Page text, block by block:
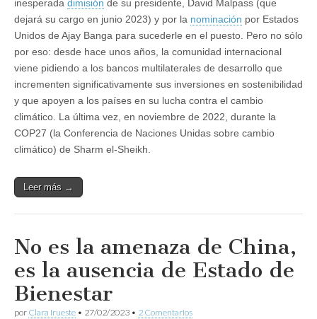
inesperada dimisión de su presidente, David Malpass (que
dejará su cargo en junio 2023) y por la nominación por Estados
Unidos de Ajay Banga para sucederle en el puesto. Pero no sólo
por eso: desde hace unos años, la comunidad internacional
viene pidiendo a los bancos multilaterales de desarrollo que
incrementen significativamente sus inversiones en sostenibilidad
y que apoyen a los países en su lucha contra el cambio
climático. La última vez, en noviembre de 2022, durante la
COP27 (la Conferencia de Naciones Unidas sobre cambio
climático) de Sharm el-Sheikh.
Leer más →
No es la amenaza de China,
es la ausencia de Estado de
Bienestar
por Clara Irueste • 27/02/2023 • 2 Comentarios